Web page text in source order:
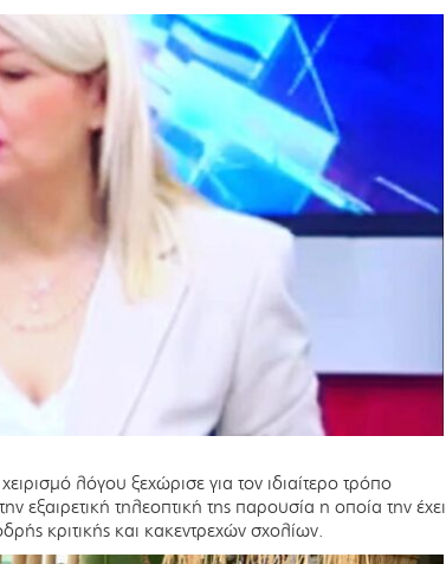
λόγου ξεχώρισε για τον ιδιαίτερο τρόπο
εξαιρετική τηλεοπτική της παρουσία η οποία την έχει
κριτικής και κακεντρεχών σχολίων.